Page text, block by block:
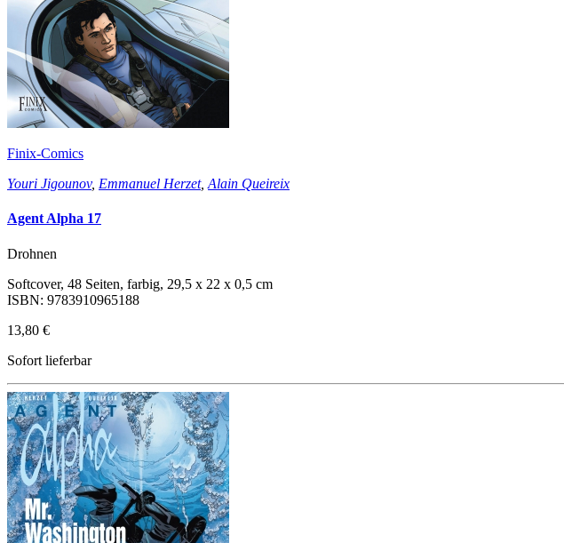
Finix-Comics
Youri Jigounov, Emmanuel Herzet, Alain Queireix
Agent Alpha 17
Drohnen
Softcover, 48 Seiten, farbig, 29,5 x 22 x 0,5 cm
ISBN: 9783910965188
13,80 €
Sofort lieferbar